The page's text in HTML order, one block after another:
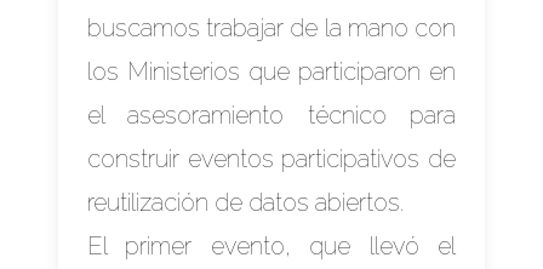
buscamos trabajar de la mano con
los Ministerios que participaron en
el asesoramiento técnico para
construir eventos participativos de
reutilización de datos abiertos.
El primer evento, que llevó el